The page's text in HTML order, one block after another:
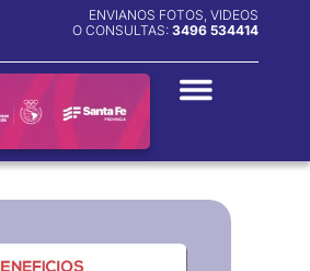
ENVIANOS FOTOS, VIDEOS
O CONSULTAS: 3496 534414